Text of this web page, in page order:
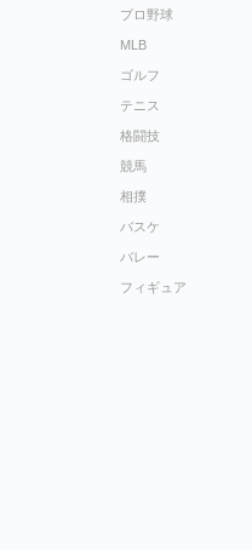
プロ野球
MLB
ゴルフ
テニス
格闘技
競馬
相撲
バスケ
バレー
フィギュア